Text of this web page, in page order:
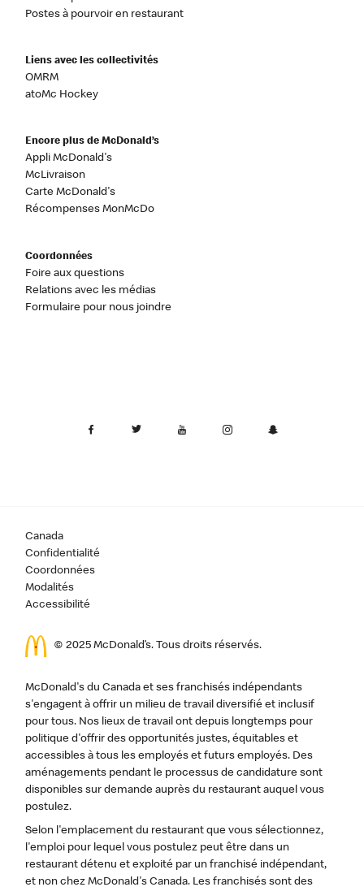
Postes à pourvoir en restaurant
Liens avec les collectivités
OMRM
atoMc Hockey
Encore plus de McDonald’s
Appli McDonald's
McLivraison
Carte McDonald's
Récompenses MonMcDo
Coordonnées
Foire aux questions
Relations avec les médias
Formulaire pour nous joindre
Canada
Confidentialité
Coordonnées
Modalités
Accessibilité
© 2025 McDonald’s. Tous droits réservés.
McDonald's du Canada et ses franchisés indépendants
s'engagent à offrir un milieu de travail diversifié et inclusif
pour tous. Nos lieux de travail ont depuis longtemps pour
politique d'offrir des opportunités justes, équitables et
accessibles à tous les employés et futurs employés. Des
aménagements pendant le processus de candidature sont
disponibles sur demande auprès du restaurant auquel vous
postulez.
Selon l'emplacement du restaurant que vous sélectionnez,
l'emploi pour lequel vous postulez peut être dans un
restaurant détenu et exploité par un franchisé indépendant,
et non chez McDonald's Canada. Les franchisés sont des